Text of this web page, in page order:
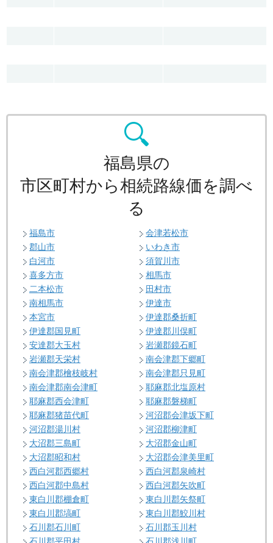
福島県の
市区町村から相続路線価を調べ
る
福島市
会津若松市
郡山市
いわき市
白河市
須賀川市
喜多方市
相馬市
二本松市
田村市
南相馬市
伊達市
本宮市
伊達郡桑折町
伊達郡国見町
伊達郡川俣町
安達郡大玉村
岩瀬郡鏡石町
岩瀬郡天栄村
南会津郡下郷町
南会津郡檜枝岐村
南会津郡只見町
南会津郡南会津町
耶麻郡北塩原村
耶麻郡西会津町
耶麻郡磐梯町
耶麻郡猪苗代町
河沼郡会津坂下町
河沼郡湯川村
河沼郡柳津町
大沼郡三島町
大沼郡金山町
大沼郡昭和村
大沼郡会津美里町
西白河郡西郷村
西白河郡泉崎村
西白河郡中島村
西白河郡矢吹町
東白川郡棚倉町
東白川郡矢祭町
東白川郡塙町
東白川郡鮫川村
石川郡石川町
石川郡玉川村